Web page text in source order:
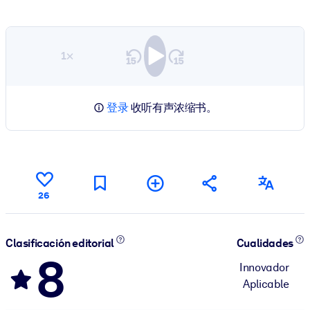
1×
登录收听有声浓缩书。
26
Clasificación editorial
8
Cualidades
Innovador
Aplicable